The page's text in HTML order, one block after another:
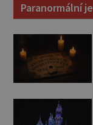
Paranormální